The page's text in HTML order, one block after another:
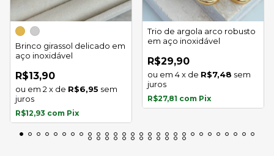
Brinco girassol delicado em
aço inoxidável
R$13,90
2 x de R$6,95 sem
juros
R$12,93 com Pix
Trio de argola arco robusto
em aço inoxidável
R$29,90
4x de R$7,48 sem
juros
R$27,81 com Pix